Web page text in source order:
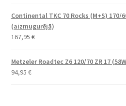
Continental TKC 70 Rocks (M+S) 170/
(aizmugurējā)
167,95 €
Metzeler Roadtec Z6 120/70 ZR 17
94,95 €